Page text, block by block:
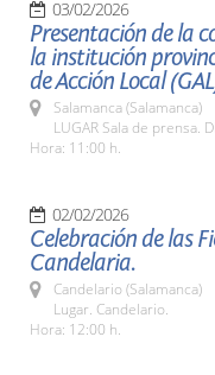
03/02/2026
Presentación de la
la institución
de Acción Local
Salamanca (Salamanca)
LUGAR Sala de prensa.
Hora: 11:00 h.
02/02/2026
Celebración de las
Candelaria.
Candelario (Salamanca)
Lugar. Candelario.
Hora: 12:00 h.